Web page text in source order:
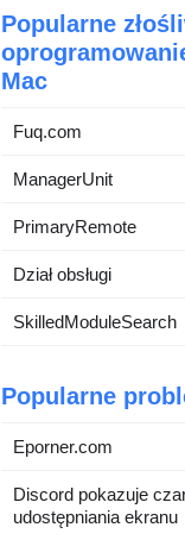
Popularne
Mac
Fuq.com
ManagerUnit
PrimaryRemote
Dział obsługi
SkilledModuleSearch
Popularne
Eporner.com
Discord pokazuje
udostępniania ekranu